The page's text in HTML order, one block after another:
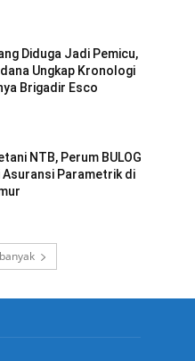
Diduga Jadi Pemicu,
Ungkap Kronologi
Brigadir Esco
NTB, Perum BULOG
Parametrik di